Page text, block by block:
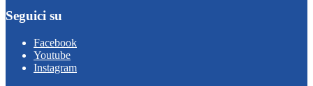
Seguici su
Facebook
Youtube
Instagram